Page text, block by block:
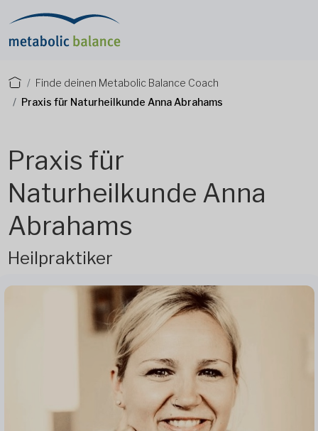
Finde deinen Metabolic Balance Coach
Praxis für Naturheilkunde Anna Abrahams
Praxis für
Naturheilkunde Anna
Abrahams
Heilpraktiker